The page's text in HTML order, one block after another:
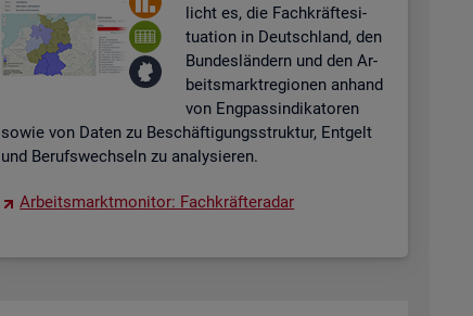
licht es, die Fach­kräf­te­si­
tua­ti­on in Deutsch­land, den
Bun­des­län­dern und den Ar­
beits­markt­re­gio­nen an­hand
von Eng­pas­sin­di­ka­to­ren
sowie von Daten zu Be­schäf­ti­gungs­struk­tur, Ent­gelt
und Be­rufs­wech­seln zu ana­ly­sie­ren.
Ar­beits­markt­mo­ni­tor: Fach­kräf­te­ra­dar